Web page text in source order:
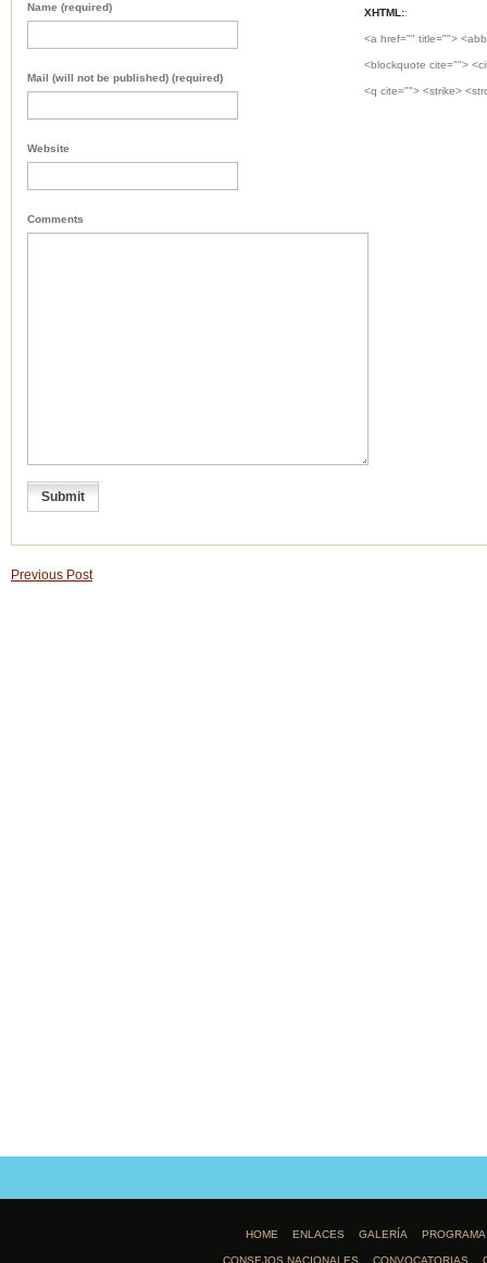
XHTML::
<a href="" title="">
<blockquote cite="">
<q cite=""> <strike>
Name (required)
Mail (will not be published) (required)
Website
Comments
Previous Post
HOME ENLACES GALERÍA PROGRAMA
CONSEJOS NACIONALES CONVOCATORIAS